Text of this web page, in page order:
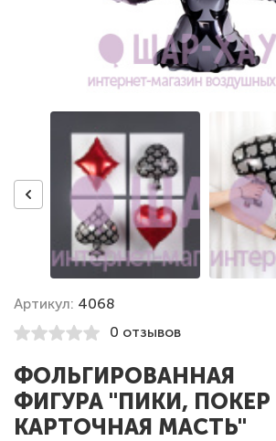
Артикул: 4068
0 отзывов
ФОЛЬГИРОВАННАЯ
ФИГУРА "ПИКИ, ПОКЕР
КАРТОЧНАЯ МАСТЬ"